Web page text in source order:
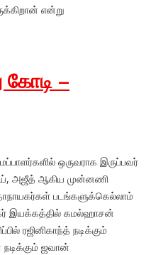
என்று
கோடி –
ஒருவராக இருப்பவர்
அஜீத் ஆகிய முன்னணி
படங்களுக்கெல்லாம்
இயக்கத்தில் கமல்ஹாசன்
ரஜினிகாந்த் நடிக்கும்
ஜவான்